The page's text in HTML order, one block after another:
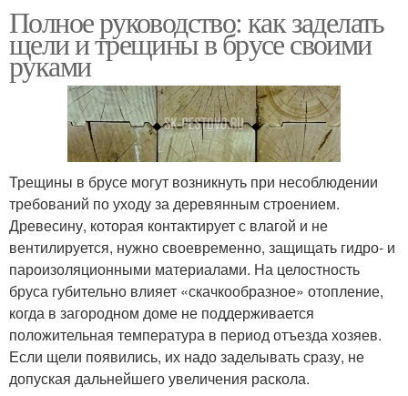
Полное руководство: как заделать
щели и трещины в брусе своими
руками
Трещины в брусе могут возникнуть при несоблюдении
требований по уходу за деревянным строением.
Древесину, которая контактирует с влагой и не
вентилируется, нужно своевременно, защищать гидро- и
пароизоляционными материалами. На целостность
бруса губительно влияет «скачкообразное» отопление,
когда в загородном доме не поддерживается
положительная температура в период отъезда хозяев.
Если щели появились, их надо заделывать сразу, не
допуская дальнейшего увеличения раскола.